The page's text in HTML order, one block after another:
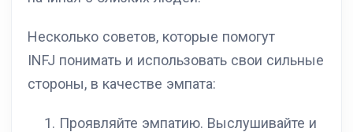
Несколько советов, которые помогут
INFJ понимать и использовать свои сильные
стороны, в качестве эмпата:
Проявляйте эмпатию. Выслушивайте и